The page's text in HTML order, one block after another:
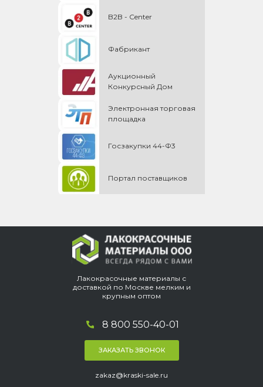
B2B - Center
Фабрикант
Аукционный
Конкурсный Дом
Электронная торговая
площадка
Госзакупки 44-Ф3
Портал поставщиков
Лакокрасочные материалы с
доставкой по Москве мелким и
крупным оптом
8 800 550-40-01
ЗАКАЗАТЬ ЗВОНОК
zakaz@kraski-sale.ru